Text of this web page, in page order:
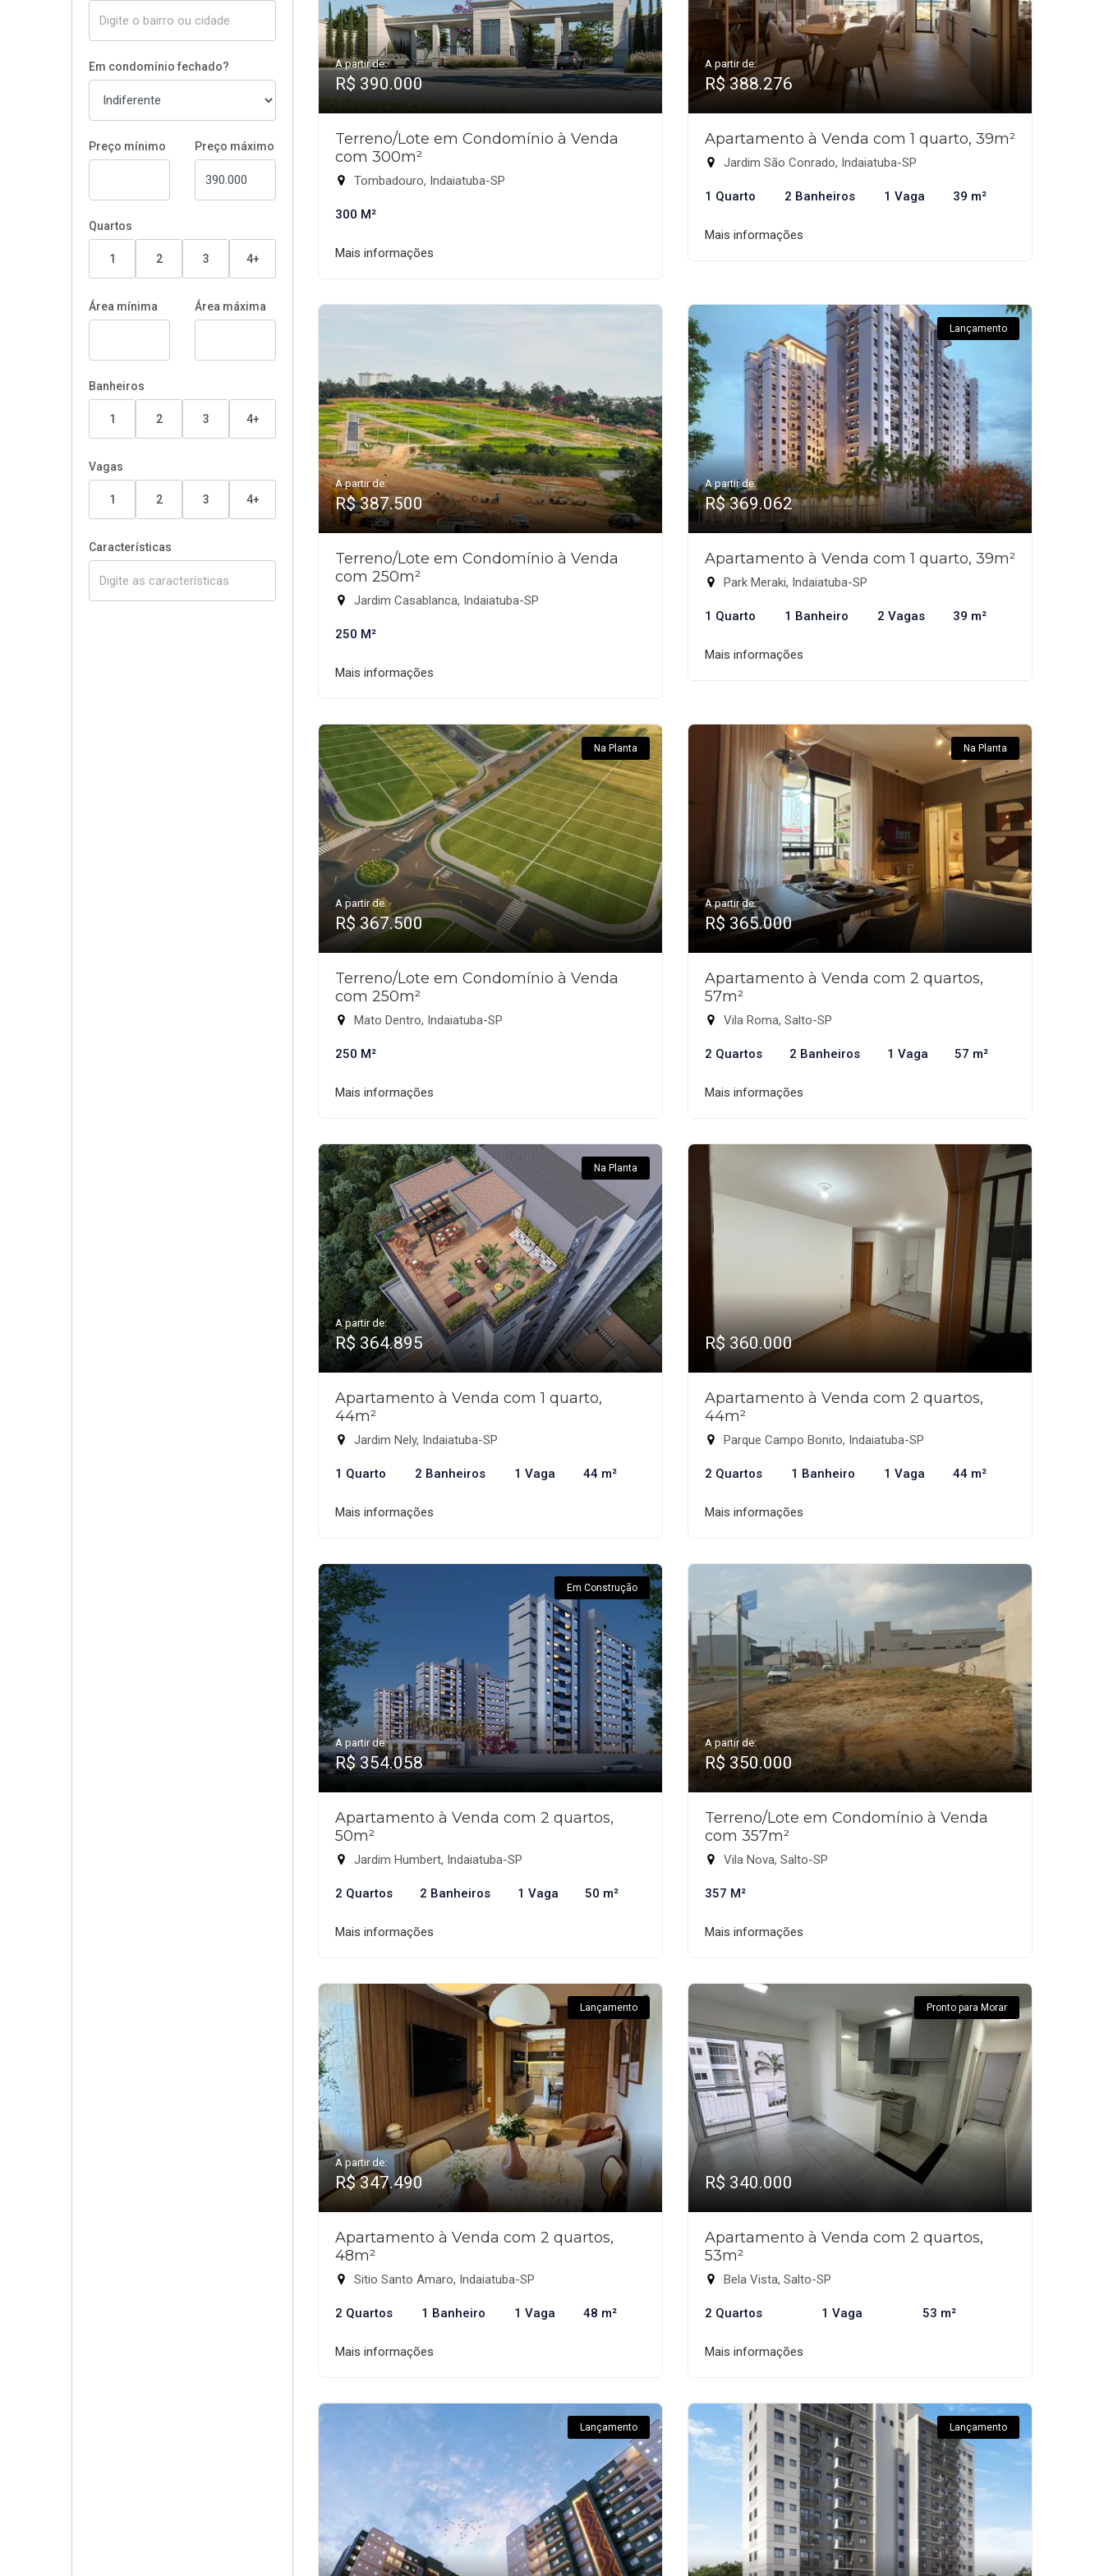
Em condomínio fechado?
Preço mínimo Preço máximo
Quartos
1 2 3 4+
Área mínima Área máxima
Banheiros
1 2 3 4+
Vagas
1 2 3 4+
Características
A partir de:
R$ 390.000
Terreno/Lote em Condomínio à Venda
com 300m²
Tombadouro, Indaiatuba-SP
300 M²
Mais informações
A partir de:
R$ 388.276
Apartamento à Venda com 1 quarto, 39m²
Jardim São Conrado, Indaiatuba-SP
1 Quarto 2 Banheiros 1 Vaga 39 m²
Mais informações
A partir de:
R$ 387.500
Terreno/Lote em Condomínio à Venda
com 250m²
Jardim Casablanca, Indaiatuba-SP
250 M²
Mais informações
Lançamento
A partir de:
R$ 369.062
Apartamento à Venda com 1 quarto, 39m²
Park Meraki, Indaiatuba-SP
1 Quarto 1 Banheiro 2 Vagas 39 m²
Mais informações
Na Planta
A partir de:
R$ 367.500
Terreno/Lote em Condomínio à Venda
com 250m²
Mato Dentro, Indaiatuba-SP
250 M²
Mais informações
Na Planta
A partir de:
R$ 365.000
Apartamento à Venda com 2 quartos,
57m²
Vila Roma, Salto-SP
2 Quartos 2 Banheiros 1 Vaga 57 m²
Mais informações
Na Planta
A partir de:
R$ 364.895
Apartamento à Venda com 1 quarto,
44m²
Jardim Nely, Indaiatuba-SP
1 Quarto 2 Banheiros 1 Vaga 44 m²
Mais informações
R$ 360.000
Apartamento à Venda com 2 quartos,
44m²
Parque Campo Bonito, Indaiatuba-SP
2 Quartos 1 Banheiro 1 Vaga 44 m²
Mais informações
Em Construção
A partir de:
R$ 354.058
Apartamento à Venda com 2 quartos,
50m²
Jardim Humbert, Indaiatuba-SP
2 Quartos 2 Banheiros 1 Vaga 50 m²
Mais informações
A partir de:
R$ 350.000
Terreno/Lote em Condomínio à Venda
com 357m²
Vila Nova, Salto-SP
357 M²
Mais informações
Lançamento
A partir de:
R$ 347.490
Apartamento à Venda com 2 quartos,
48m²
Sitio Santo Amaro, Indaiatuba-SP
2 Quartos 1 Banheiro 1 Vaga 48 m²
Mais informações
Pronto para Morar
R$ 340.000
Apartamento à Venda com 2 quartos,
53m²
Bela Vista, Salto-SP
2 Quartos 1 Vaga 53 m²
Mais informações
Lançamento Lançamento